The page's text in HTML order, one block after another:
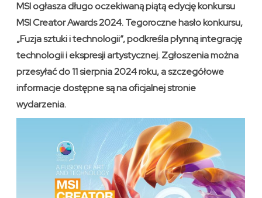
MSI ogłasza długo oczekiwaną piątą edycję konkursu
MSI Creator Awards 2024. Tegoroczne hasło konkursu,
„Fuzja sztuki i technologii”, podkreśla płynną integrację
technologii i ekspresji artystycznej. Zgłoszenia można
przesyłać do 11 sierpnia 2024 roku, a szczegółowe
informacje dostępne są na oficjalnej stronie
wydarzenia.